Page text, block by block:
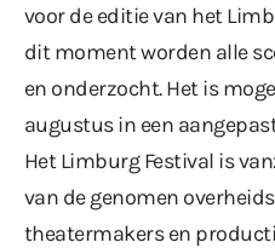
voor de editie van het
dit moment worden alle
en onderzocht. Het is
augustus in een
Het Limburg Festival is
van de genomen
theatermakers en